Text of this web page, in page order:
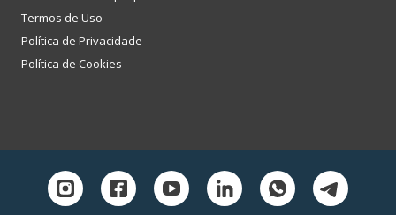
Termos de Uso
Política de Privacidade
Política de Cookies